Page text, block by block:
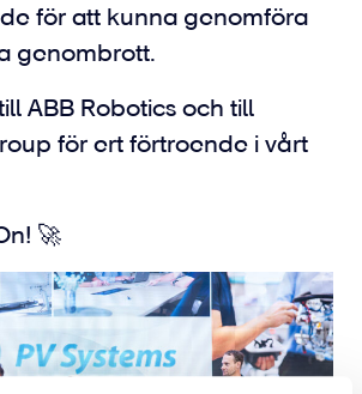
för att kunna genomföra
genombrott.
ABB Robotics och till
för ert förtroende i vårt
🚀